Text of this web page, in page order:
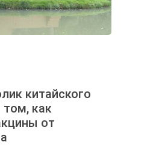
китайского
том, как
от